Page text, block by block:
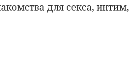
для секса, интим,